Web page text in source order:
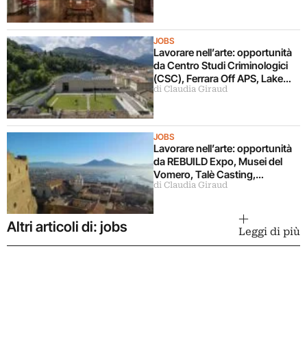
JOBS
Lavorare nell’arte: opportunità
da Centro Studi Criminologici
(CSC), Ferrara Off APS, Lake
Como Creativity Week, MART,
di Claudia Giraud
JOBS
Lavorare nell’arte: opportunità
da REBUILD Expo, Musei del
Vomero, Talè Casting,
Università di Sassari
di Claudia Giraud
Altri articoli di: jobs Leggi di più